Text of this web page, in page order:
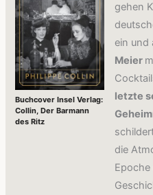
Buchcover Insel Verlag:
Collin, Der Barmann
des Ritz
gehen
ein und
Meier
letzte
die